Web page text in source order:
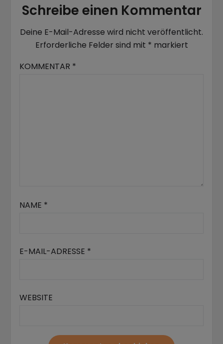
Schreibe einen Kommentar
Deine E-Mail-Adresse wird nicht veröffentlicht.
Erforderliche Felder sind mit * markiert
KOMMENTAR *
NAME *
E-MAIL-ADRESSE *
WEBSITE